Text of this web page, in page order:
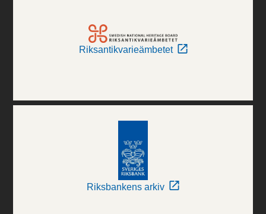
Riksantikvarieämbetet
Riksbankens arkiv